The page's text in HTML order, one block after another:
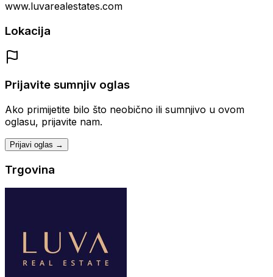
www.luvarealestates.com
Lokacija
Prijavite sumnjiv oglas
Ako primijetite bilo što neobično ili sumnjivo u ovom
oglasu, prijavite nam.
Prijavi oglas →
Trgovina